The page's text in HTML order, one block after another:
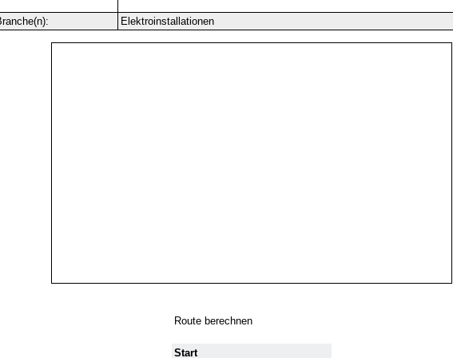
Elektroinstallationen
Route berechnen
Start